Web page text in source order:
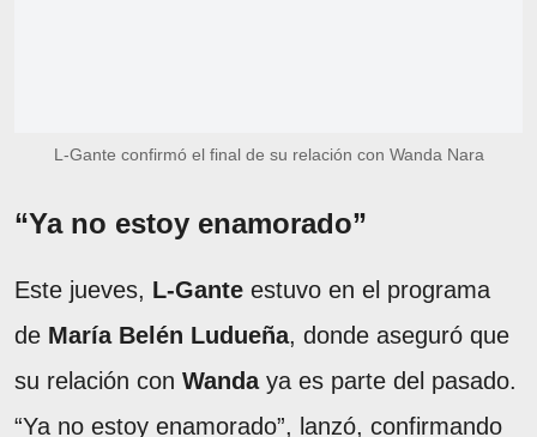
L-Gante confirmó el final de su relación con Wanda Nara
“Ya no estoy enamorado”
Este jueves, L-Gante estuvo en el programa
de María Belén Ludueña, donde aseguró que
su relación con Wandaya es parte del pasado.
“Ya no estoy enamorado”, lanzó, confirmando